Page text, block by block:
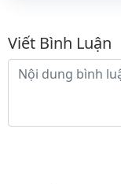
Bình luận
Viết Bình Luận
Nội dung bình luận